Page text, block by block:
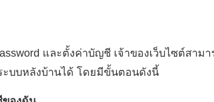
และตั้งค่าบัญชี เจ้าของเว็บไซต์สาม
ะบบหลังบ้านได้ โดยมีขั้นตอนดังนี้